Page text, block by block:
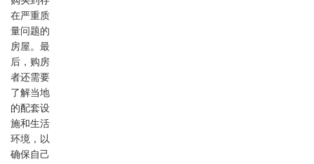
在严重质
量问题的
房屋。最
后，购房
者还需要
了解当地
的配套设
施和生活
环境，以
确保自己